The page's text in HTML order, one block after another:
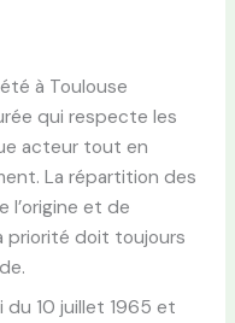
à Toulouse
qui respecte les
acteur tout en
La répartition des
et de
priorité doit toujours
du 10 juillet 1965 et